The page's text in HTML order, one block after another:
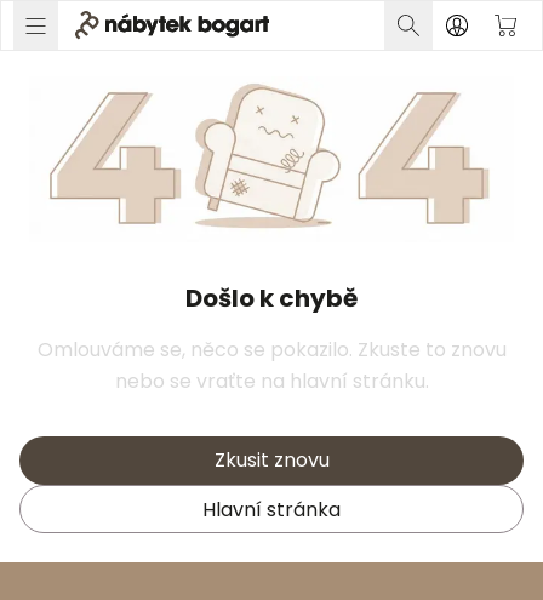
Došlo k chybě
Omlouváme se, něco se pokazilo. Zkuste to znovu
nebo se vraťte na hlavní stránku.
Zkusit znovu
Hlavní stránka